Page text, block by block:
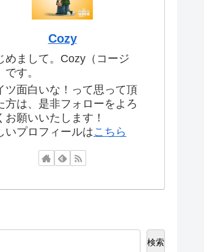
Cozy
めまして。Cozy（コージ
です。
ツ面白いな！って思って頂
方は、是非フォローをよろ
お願いいたします！
いプロフィールはこちら
検索